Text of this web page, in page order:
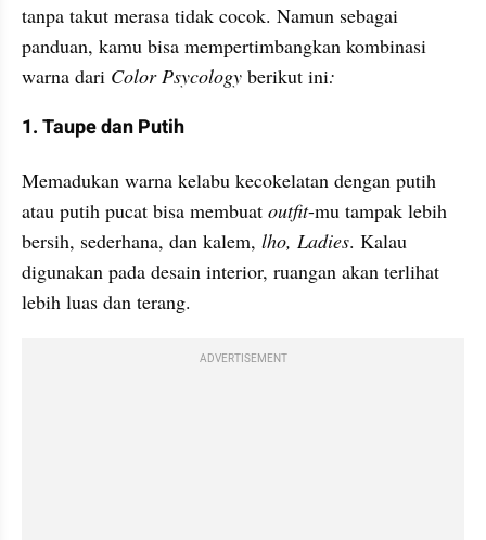
tanpa takut merasa tidak cocok. Namun sebagai
panduan, kamu bisa mempertimbangkan kombinasi
warna dari Color Psycology berikut ini:
1. Taupe dan Putih
Memadukan warna kelabu kecokelatan dengan putih
atau putih pucat bisa membuat outfit-mu tampak lebih
bersih, sederhana, dan kalem, lho, Ladies. Kalau
digunakan pada desain interior, ruangan akan terlihat
lebih luas dan terang.
ADVERTISEMENT